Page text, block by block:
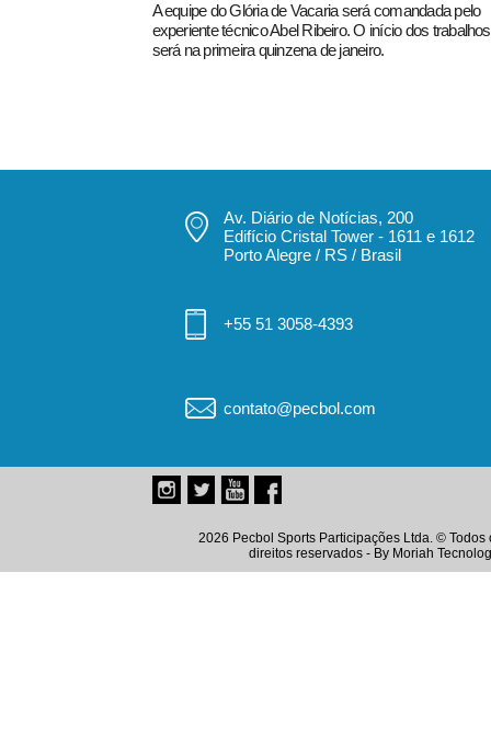
A equipe do Glória de Vacaria será comandada pelo
experiente técnico Abel Ribeiro. O início dos trabalhos
será na primeira quinzena de janeiro.
Av. Diário de Notícias, 200
Edifício Cristal Tower - 1611 e 1612
Porto Alegre / RS / Brasil
+55 51 3058-4393
contato@pecbol.com
2026 Pecbol Sports Participações Ltda. © Todos
direitos reservados - By Moriah